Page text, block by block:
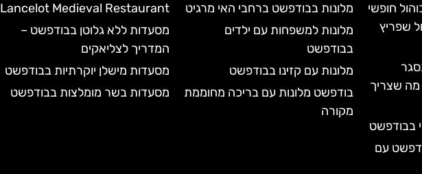
חופשי
שפריץ
2028 | כל מה שצריך
בבודפשט
עם
מלונות בבודפשט ברחבי האי מרגיט
מלונות למשפחות עם ילדים
בבודפשט
מלונות עם קזינו בבודפשט
בודפשט מלונות עם בריכה מחוממת
מקורה
Lancelot Medieval Restaurant
מסעדות ללא גלוטן בבודפשט –
המדריך לצליאקים
מסעדות מישלן יוקרתיות בבודפשט
מסעדות בשר מומלצות בבודפשט